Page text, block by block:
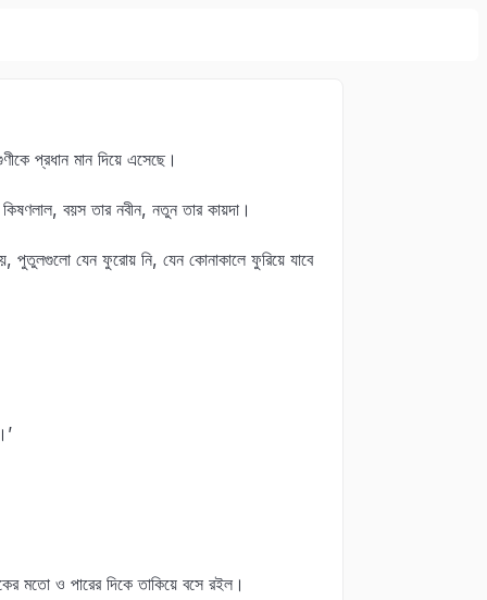
প্রধান মান দিয়ে এসেছে।
বয়স তার নবীন, নতুন তার কায়দা।
পুতুলগুলো যেন ফুরোয় নি, যেন কোনাকালে ফুরিয়ে যাবে
মতো ও পারের দিকে তাকিয়ে বসে রইল।